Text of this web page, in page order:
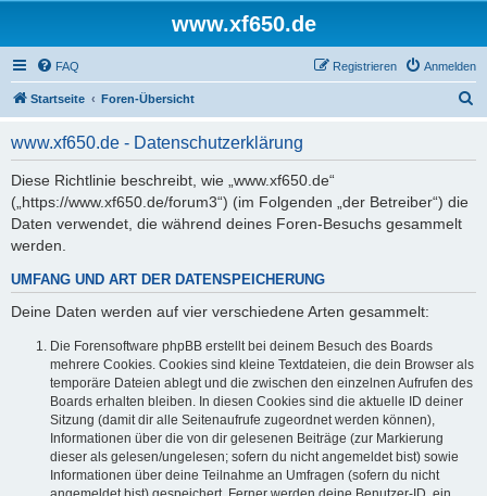
www.xf650.de
FAQ Anmelden
Registrieren
Startseite Foren-Übersicht
www.xf650.de - Datenschutzerklärung
Diese Richtlinie beschreibt, wie „www.xf650.de“
(„https://www.xf650.de/forum3“) (im Folgenden „der Betreiber“) die
Daten verwendet, die während deines Foren-Besuchs gesammelt
werden.
UMFANG UND ART DER DATENSPEICHERUNG
Deine Daten werden auf vier verschiedene Arten gesammelt:
Die Forensoftware phpBB erstellt bei deinem Besuch des Boards
mehrere Cookies. Cookies sind kleine Textdateien, die dein Browser als
temporäre Dateien ablegt und die zwischen den einzelnen Aufrufen des
Boards erhalten bleiben. In diesen Cookies sind die aktuelle ID deiner
Sitzung (damit dir alle Seitenaufrufe zugeordnet werden können),
Informationen über die von dir gelesenen Beiträge (zur Markierung
dieser als gelesen/ungelesen; sofern du nicht angemeldet bist) sowie
Informationen über deine Teilnahme an Umfragen (sofern du nicht